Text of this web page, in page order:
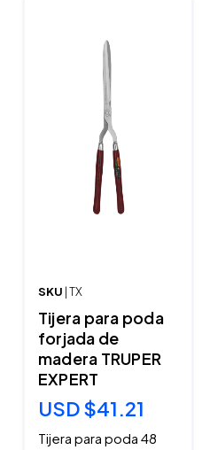
SKU | TX
Tijera para poda
forjada de
madera TRUPER
EXPERT
USD $41.21
Tijera para poda 48